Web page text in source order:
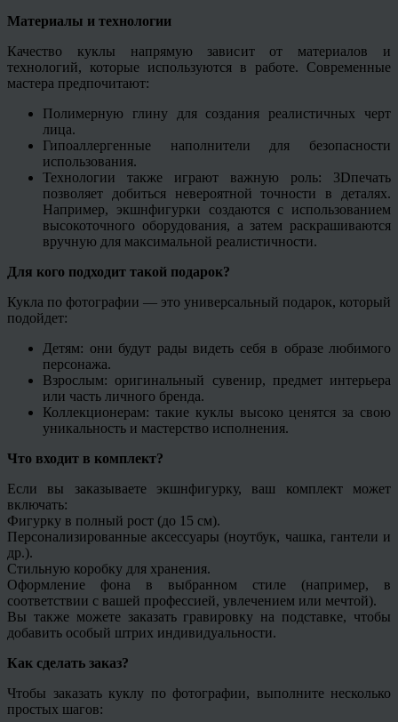
Материалы и технологии
Качество куклы напрямую зависит от материалов и
технологий, которые используются в работе. Современные
мастера предпочитают:
Полимерную глину для создания реалистичных черт
лица.
Гипоаллергенные наполнители для безопасности
использования.
Технологии также играют важную роль: 3Dпечать
позволяет добиться невероятной точности в деталях.
Например, экшнфигурки создаются с использованием
высокоточного оборудования, а затем раскрашиваются
вручную для максимальной реалистичности.
Для кого подходит такой подарок?
Кукла по фотографии — это универсальный подарок, который
подойдет:
Детям: они будут рады видеть себя в образе любимого
персонажа.
Взрослым: оригинальный сувенир, предмет интерьера
или часть личного бренда.
Коллекционерам: такие куклы высоко ценятся за свою
уникальность и мастерство исполнения.
Что входит в комплект?
Если вы заказываете экшнфигурку, ваш комплект может
включать:
Фигурку в полный рост (до 15 см).
Персонализированные аксессуары (ноутбук, чашка, гантели и
др.).
Стильную коробку для хранения.
Оформление фона в выбранном стиле (например, в
соответствии с вашей профессией, увлечением или мечтой).
Вы также можете заказать гравировку на подставке, чтобы
добавить особый штрих индивидуальности.
Как сделать заказ?
Чтобы заказать куклу по фотографии, выполните несколько
простых шагов: